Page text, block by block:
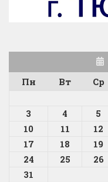
Пн
Вт Ср
3
4 5
10
11 12
17
18 19
24
25 26
31